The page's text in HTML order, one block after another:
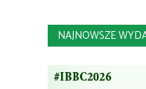
NAJNOWSZE